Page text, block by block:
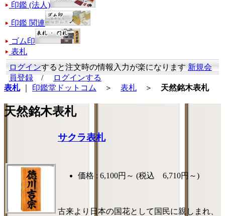
印鑑 (法人)
印鑑 関連
ゴム印
表札
ログインすると注文時の情報入力が楽になります新規会
員登録 /
ログインする
表札｜ 印鑑堂ドットコム ＞ 表札 ＞ 天然銘木表札
天然銘木表札
サクラ表札
価格 : 6,100円～ (税込 6,710円～)
古来より日本の国花として国民に親しまれ、